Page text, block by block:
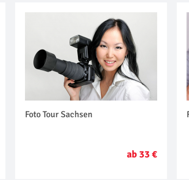
Foto Tour Sachsen
ab 33 €